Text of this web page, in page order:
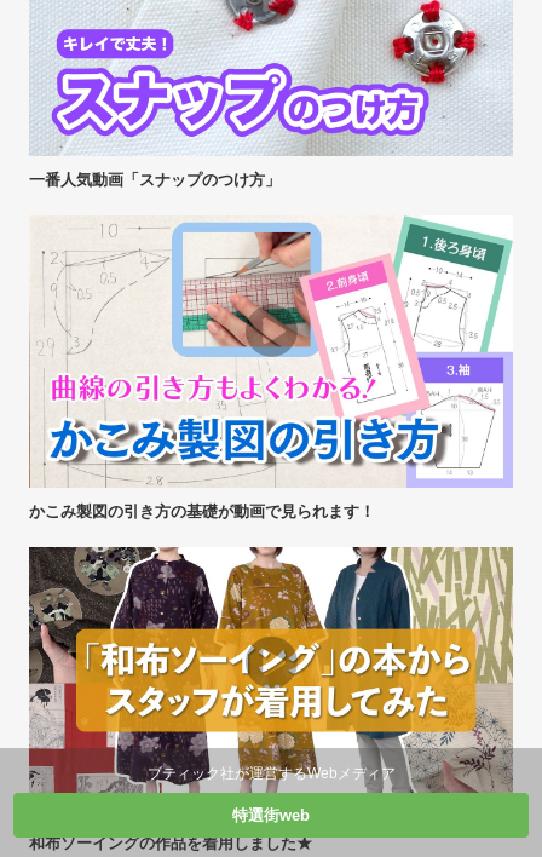
一番人気動画「スナップのつけ方」
かこみ製図の引き方の基礎が動画で見られます！
和布ソーイングの作品を着用しました★
ブティック社が運営するWebメディア
特選街web